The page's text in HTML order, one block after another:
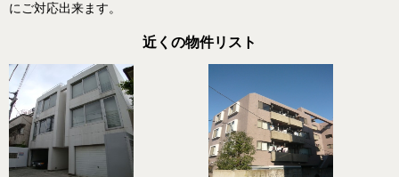
にご対応出来ます。
近くの物件リスト